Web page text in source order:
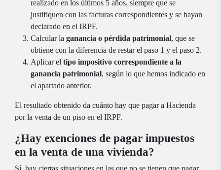
realizado en los últimos 5 años, siempre que se
justifiquen con las facturas correspondientes y se hayan
declarado en el IRPF.
Calcular la ganancia o pérdida patrimonial, que se
obtiene con la diferencia de restar el paso 1 y el paso 2.
Aplicar el tipo impositivo correspondiente a la
ganancia patrimonial, según lo que hemos indicado en
el apartado anterior.
El resultado obtenido da cuánto hay que pagar a Hacienda
por la venta de un piso en el IRPF.
¿Hay exenciones de pagar impuestos
en la venta de una vivienda?
Sí, hay ciertas situaciones en las que no se tienen que pagar